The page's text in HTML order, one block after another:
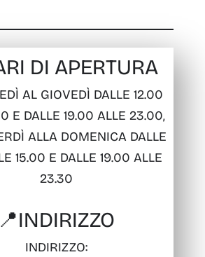
DI APERTURA
AL GIOVEDÌ DALLE 12.00
E DALLE 19.00 ALLE 23.00,
ALLA DOMENICA DALLE
15.00 E DALLE 19.00 ALLE
23.30
📍INDIRIZZO
INDIRIZZO: